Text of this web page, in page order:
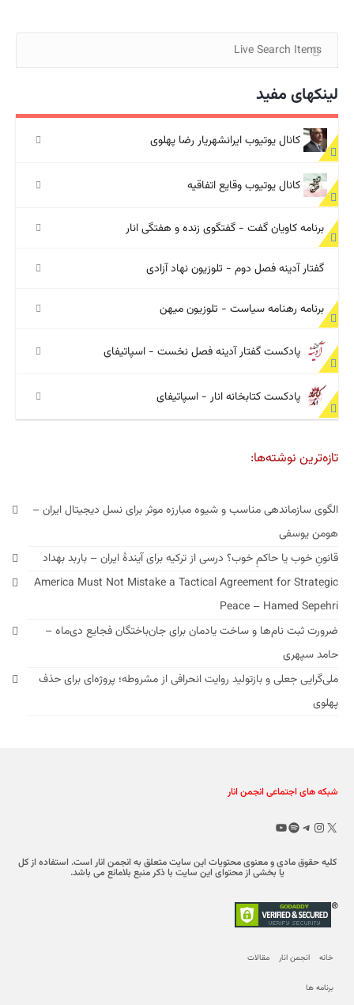
لینکهای مفید
کانال یوتیوب ایرانشهریار رضا پهلوی
کانال یوتیوب وقایع اتفاقیه
برنامه کاویان گفت - گفتگوی زنده و هفتگی انار
گفتار آدینه فصل دوم - تلوزیون نهاد آزادی
برنامه رهنامه سیاست - تلوزیون میهن
پادکست گفتار آدینه فصل نخست - اسپاتیفای
پادکست کتابخانه انار - اسپاتیفای
تازه‌ترین نوشته‌ها:
الگوی سازماندهی مناسب و شیوه مبارزه موثر برای نسل دیجیتال ایران –
هومن یوسفی
قانونِ خوب یا حاکمِ خوب؟ درسی از ترکیه برای آیندهٔ ایران – باربد بهداد
America Must Not Mistake a Tactical Agreement for Strategic
Peace – Hamed Sepehri
ضرورت ثبت نام‌ها و ساخت یادمان برای جان‌باختگان فجایع دی‌ماه –
حامد سپهری
ملی‌گرایی جعلی و بازتولید روایت انحرافی از مشروطه؛ پروژه‌ای برای حذف
پهلوی
شبکه های اجتماعی انجمن انار
X اینستاگرم
تلگرام
اسپاتیفای
یوتیوب
کلیه حقوق مادی و معنوی محتویات این سایت متعلق به انجمن انار است. استفاده از کل
یا بخشی از محتوای این سایت با ذکر منبع بلامانع می باشد.
خانه انجمن انار مقالات
برنامه ها